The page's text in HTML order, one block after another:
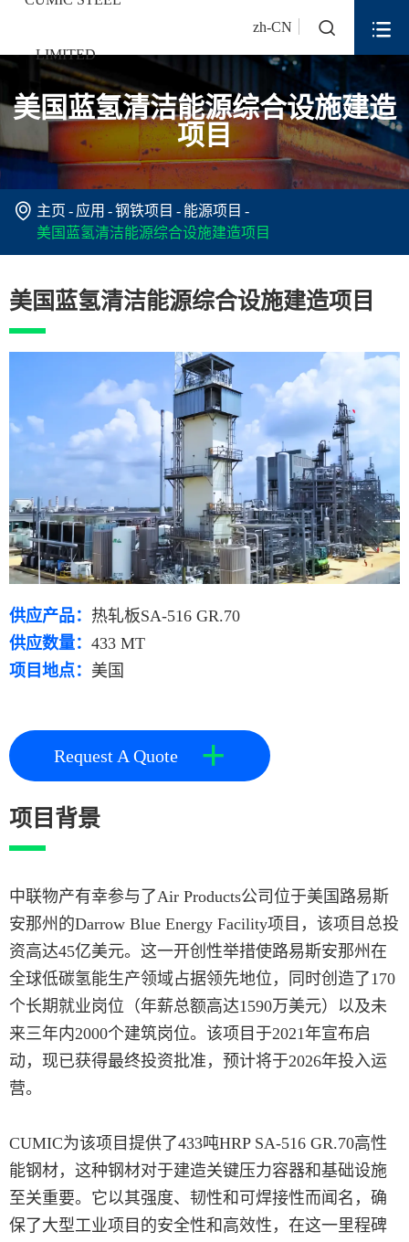
zh-CN  
美国蓝氢清洁能源综合设施建造
项目
 主页 应用 钢铁项目
能源项目
美国蓝氢清洁能源综合设施建造项目
美国蓝氢清洁能源综合设施建造项目
供应产品： 热轧板SA-516 GR.70
供应数量： 433 MT
项目地点： 美国
Request A Quote +
项目背景
中联物产有幸参与了Air Products公司位于美国路易斯
安那州的Darrow Blue Energy Facility项目，该项目总投
资高达45亿美元。这一开创性举措使路易斯安那州在
全球低碳氢能生产领域占据领先地位，同时创造了170
个长期就业岗位（年薪总额高达1590万美元）以及未
来三年内2000个建筑岗位。该项目于2021年宣布启
动，现已获得最终投资批准，预计将于2026年投入运
营。
CUMIC为该项目提供了433吨HRP SA-516 GR.70高性
能钢材，这种钢材对于建造关键压力容器和基础设施
至关重要。它以其强度、韧性和可焊接性而闻名，确
保了大型工业项目的安全性和高效性，在这一里程碑